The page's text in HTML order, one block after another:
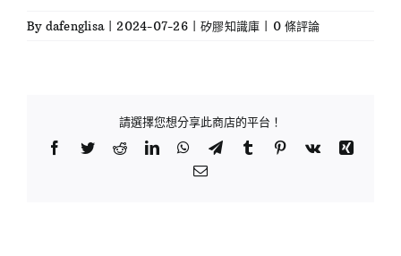
By dafenglisa | 2024-07-26 | 矽膠知識庫 | 0 條評論
請選擇您想分享此商店的平台！
Facebook
TwitterRedditLinkedInWhatsApp
TelegramTumblr Pinterest
Vk
Xing
Email: